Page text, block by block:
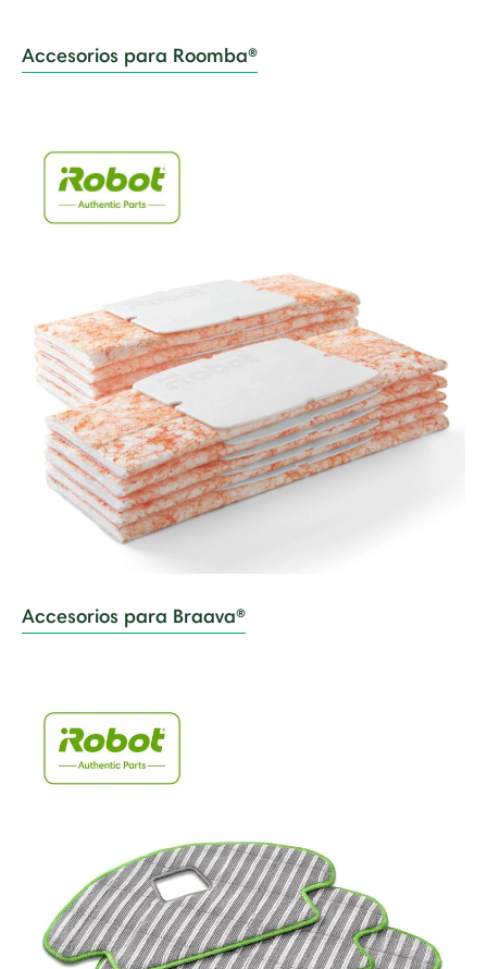
Accesorios para Roomba®
Accesorios para Braava®